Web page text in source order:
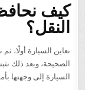
كيف
النقل؟
نعاين السيارة أولًا،
الصحيحة، وبعد ذلك
السيارة إلى وجهتها